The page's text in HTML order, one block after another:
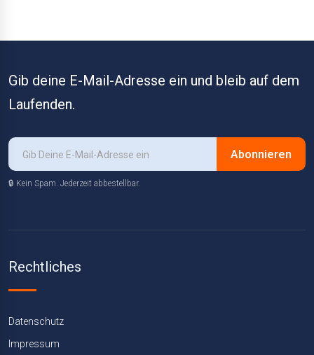
Gib deine E-Mail-Adresse ein und bleib auf dem
Laufenden.
Abonnieren
🔒 Kein Spam. Jederzeit abbestellbar.
Rechtliches
Datenschutz
Impressum